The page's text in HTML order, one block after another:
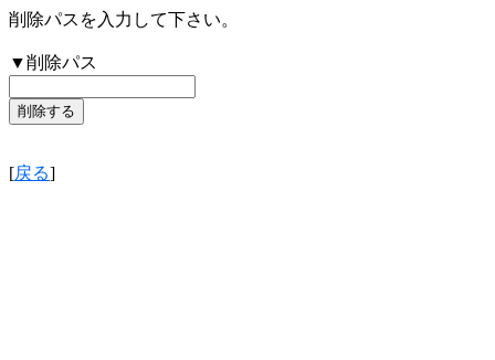
削除パスを入力して下さい。
▼削除パス
[戻る]